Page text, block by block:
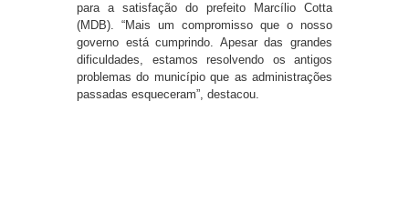
para a satisfação do prefeito Marcílio Cotta
(MDB). “Mais um compromisso que o nosso
governo está cumprindo. Apesar das grandes
dificuldades, estamos resolvendo os antigos
problemas do município que as administrações
passadas esqueceram”, destacou.